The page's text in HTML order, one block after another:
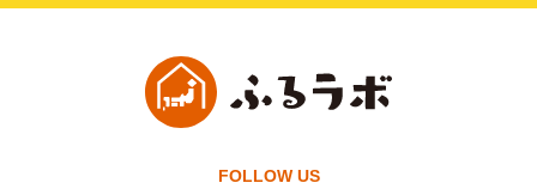
FOLLOW US